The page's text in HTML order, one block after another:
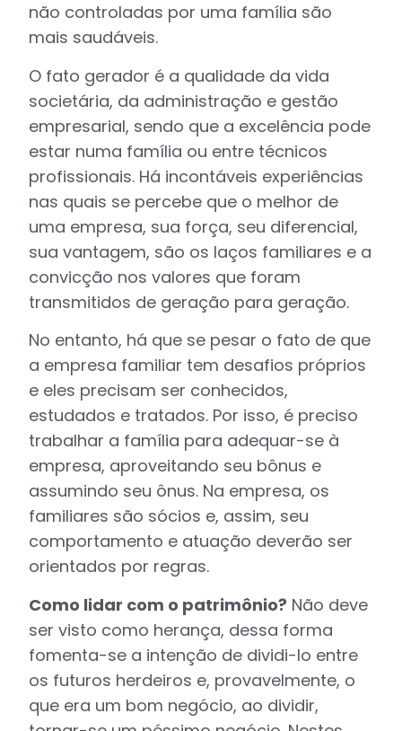
não controladas por uma família são
mais saudáveis.
O fato gerador é a qualidade da vida
societária, da administração e gestão
empresarial, sendo que a excelência pode
estar numa família ou entre técnicos
profissionais. Há incontáveis experiências
nas quais se percebe que o melhor de
uma empresa, sua força, seu diferencial,
sua vantagem, são os laços familiares e a
convicção nos valores que foram
transmitidos de geração para geração.
No entanto, há que se pesar o fato de que
a empresa familiar tem desafios próprios
e eles precisam ser conhecidos,
estudados e tratados. Por isso, é preciso
trabalhar a família para adequar-se à
empresa, aproveitando seu bônus e
assumindo seu ônus. Na empresa, os
familiares são sócios e, assim, seu
comportamento e atuação deverão ser
orientados por regras.
Como lidar com o patrimônio? Não deve
ser visto como herança, dessa forma
fomenta-se a intenção de dividi-lo entre
os futuros herdeiros e, provavelmente, o
que era um bom negócio, ao dividir,